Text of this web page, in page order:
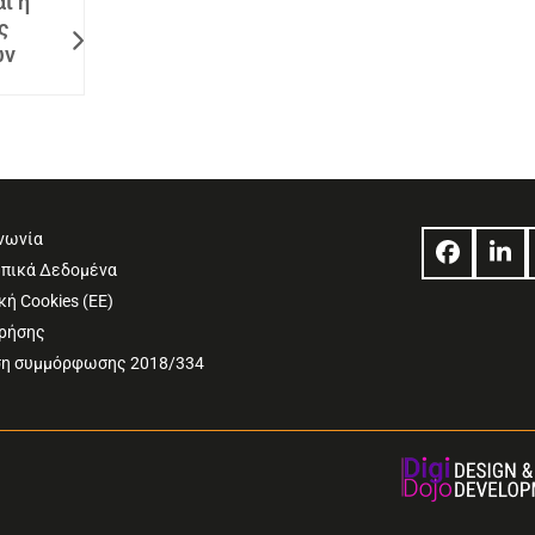
Δεδομένα
Cookies (ΕΕ)
συμμόρφωσης 2018/334